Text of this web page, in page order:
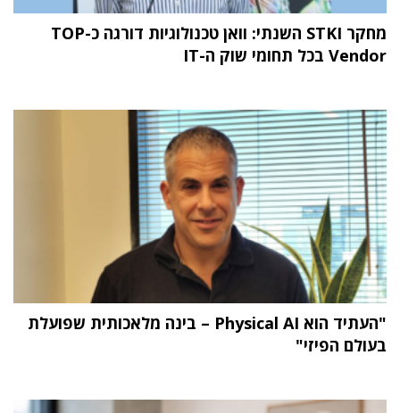
מחקר STKI השנתי: וואן טכנולוגיות דורגה כ-TOP
Vendor בכל תחומי שוק ה-IT
"העתיד הוא Physical AI – בינה מלאכותית שפועלת
בעולם הפיזי"